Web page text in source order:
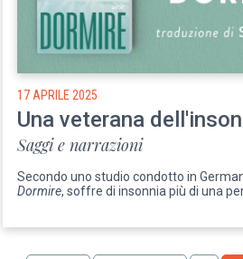
17 APRILE 2025
Una veterana
Saggi e narrazioni
Secondo uno studio condotto in
Dormire, soffre di insonnia più di una